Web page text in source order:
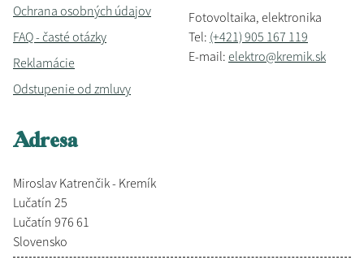
Ochrana osobných údajov
FAQ - časté otázky
Reklamácie
Odstupenie od zmluvy
Fotovoltaika, elektronika
Tel: (+421) 905 167 119
E-mail: elektro@kremik.sk
Adresa
Miroslav Katrenčik - Kremík
Lučatín 25
Lučatín 976 61
Slovensko